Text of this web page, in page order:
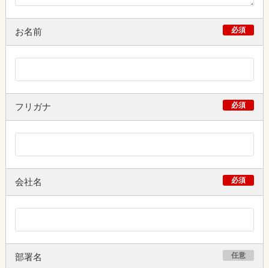
お名前 必須
フリガナ 必須
会社名 必須
部署名 任意